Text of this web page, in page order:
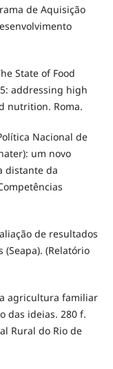
de Aquisição
State of Food
addressing high
nutrition. Roma.
Nacional de
um novo
distante da
de resultados
(Relatório
a agricultura familiar
das ideias. 280 f.
Rural do Rio de